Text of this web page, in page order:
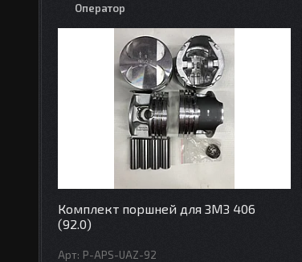
Оператор
Комплект поршней для ЗМЗ 406
(92.0)
P-APS-UAZ-92